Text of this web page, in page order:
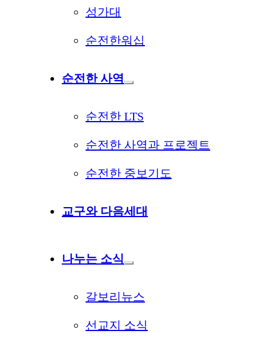
성가대
순전한워십
순전한 사역
순전한 LTS
순전한 사역과 프로젝트
순전한 중보기도
교구와 다음세대
나누는 소식
갈보리뉴스
선교지 소식